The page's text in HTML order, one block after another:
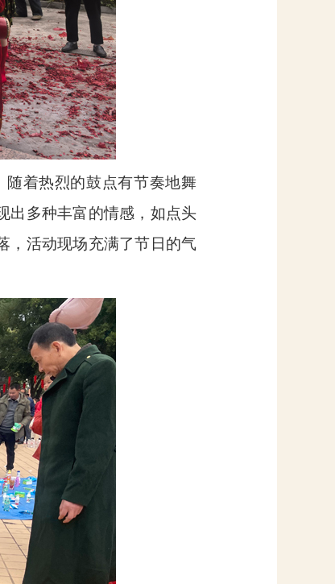
着热烈的鼓点有节奏地舞
出多种丰富的情感，如点头
，活动现场充满了节日的气